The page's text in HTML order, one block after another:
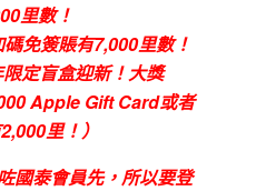
里數！
免簽賬有7,000里數！
定盲盒迎新！大獎
Apple Gift Card或者
里！）
國泰會員先，所以要登